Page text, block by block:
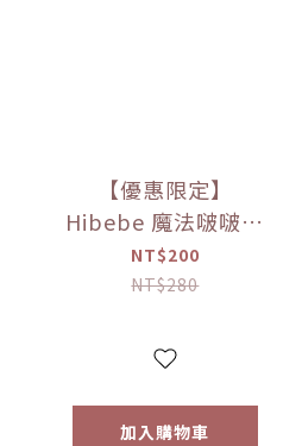
【優惠限定】
Hibebe 魔法啵啵棒
牛奶/草莓/起司/藍
莓葡萄/芒果(150g/
NT$200
NT$280
加入購物車